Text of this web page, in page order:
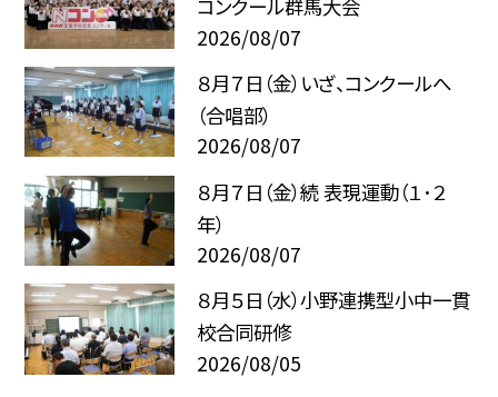
コンクール群馬大会
2026/08/07
８月７日（金）いざ、コンクールへ
（合唱部）
2026/08/07
８月７日（金）続 表現運動（１･２
年）
2026/08/07
８月５日（水）小野連携型小中一貫
校合同研修
2026/08/05